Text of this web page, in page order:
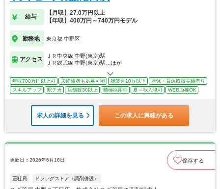
給与
【月収】27.0万円以上
【年収】400万円～740万円モデル
勤務地 東京都 中野区
アクセス
ＪＲ中央線 中野(東京)駅
ＪＲ総武線 中野(東京)駅…ほか
年収700万円以上可 未経験者も応募可能 残業月10ｈ以下
産休・育休取得実績有り
スキルアップ
駅チカ 店舗数30以上 積極採用中 夏～秋入職可 WEB面接OK
求人の詳細を見る この求人に興味がある
更新日：2026年6月18日 保存する
正社員 ドラッグストア（調剤併設）